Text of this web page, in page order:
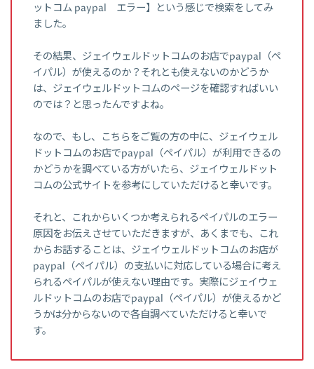
ットコム paypal エラー】という感じで検索をしてみ
ました。
その結果、ジェイウェルドットコムのお店でpaypal（ペ
イパル）が使えるのか？それとも使えないのかどうか
は、ジェイウェルドットコムのページを確認すればいい
のでは？と思ったんですよね。
なので、もし、こちらをご覧の方の中に、ジェイウェル
ドットコムのお店でpaypal（ペイパル）が利用できるの
かどうかを調べている方がいたら、ジェイウェルドット
コムの公式サイトを参考にしていただけると幸いです。
それと、これからいくつか考えられるペイパルのエラー
原因をお伝えさせていただきますが、あくまでも、これ
からお話することは、ジェイウェルドットコムのお店が
paypal（ペイパル）の支払いに対応している場合に考え
られるペイパルが使えない理由です。実際にジェイウェ
ルドットコムのお店でpaypal（ペイパル）が使えるかど
うかは分からないので各自調べていただけると幸いで
す。